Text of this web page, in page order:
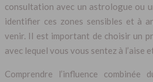
consultation avec un astrologue ou
identifier ces zones sensibles et à
venir. Il est important de choisir un
avec lequel vous vous sentez à l’aise
Comprendre l’influence